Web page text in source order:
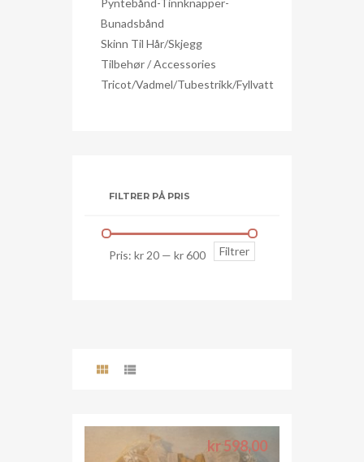
Pyntebånd-Tinnknapper-
Bunadsbånd
Skinn Til Hår/skjegg
Tilbehør / Accessories
Tricot/Vadmel/Tubestrikk/Fyllvatt
FILTRER PÅ PRIS
Min.
pris
Makspris
Filtrer
Pris: kr 20 — kr 600
kr598,00